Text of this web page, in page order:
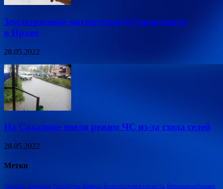
Землетрясение магнитудой 4,0 произошло
в Иране
28.05.2022
На Сахалине ввели режим ЧС из-за схода селей
28.05.2022
Метки
Аварии Авиация Автобусы Байкал Белгородская область Биоразнообразие